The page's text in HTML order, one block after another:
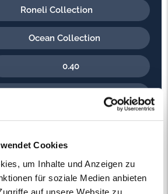
Cookies
um Inhalte und Anzeigen zu
für soziale Medien anbieten
auf unsere Website zu
Roneli Collection
Ocean Collection
0.40
585
5.50
G - Feines Weiss